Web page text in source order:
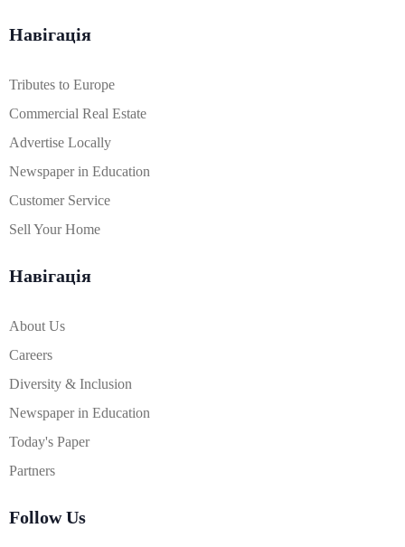
Навігація
Tributes to Europe
Commercial Real Estate
Advertise Locally
Newspaper in Education
Customer Service
Sell Your Home
Навігація
About Us
Careers
Diversity & Inclusion
Newspaper in Education
Today's Paper
Partners
Follow Us